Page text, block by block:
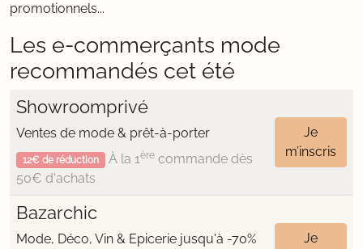
promotionnels...
Les e-commerçants mode
recommandés cet été
Showroomprivé
Ventes de mode & prêt-à-porter
12€ de réduction À la 1èrecommande dès
50€ d'achats
Je
m’inscris
Bazarchic
Mode, Déco, Vin & Epicerie jusqu'à -70%
Je